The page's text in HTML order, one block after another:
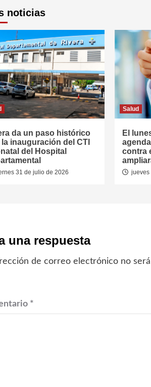
noticias
da un paso histórico
inauguración del CTI
del Hospital
31 de julio de 2026
Salud
El
contra
jueves
una respuesta
de correo electrónico no
*